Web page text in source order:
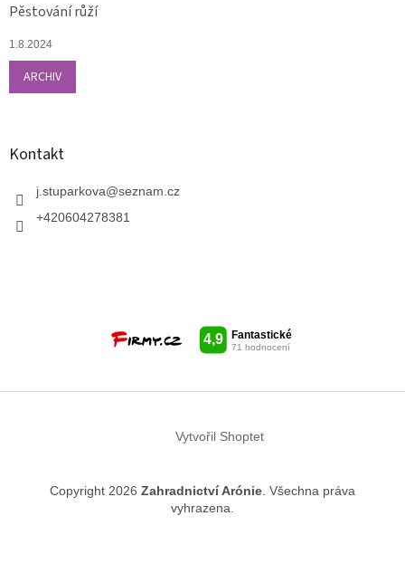
Pěstování růží
1.8.2024
ARCHIV
Kontakt
j.stuparkova@seznam.cz
+420604278381
Vytvořil Shoptet
Copyright 2026 Zahradnictví Arónie . Všechna práva
vyhrazena.